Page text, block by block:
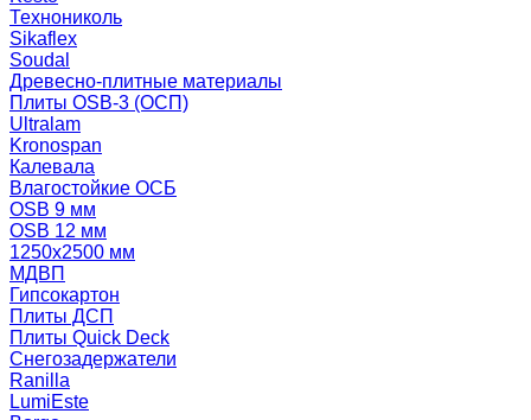
Технониколь
Sikaflex
Soudal
Древесно-плитные материалы
Плиты OSB-3 (ОСП)
Ultralam
Kronospan
Калевала
Влагостойкие ОСБ
OSB 9 мм
OSB 12 мм
1250х2500 мм
МДВП
Гипсокартон
Плиты ДСП
Плиты Quick Deck
Снегозадержатели
Ranilla
LumiEste